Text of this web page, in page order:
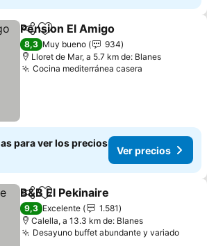
CompartirAñadir a favoritos
Pension El Amigo
8,3 Muy bueno
934
Lloret de Mar, a 5.7 km de: Blanes
Cocina mediterránea casera
para ver los precios
Ver precios
CompartirAñadir a favoritos
B&B El Pekinaire
9,3 Excelente
1.581
Calella, a 13.3 km de: Blanes
Desayuno buffet abundante y variadoVer